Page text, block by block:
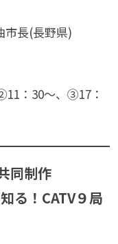
市長(長野県)
：30〜、③17：
同制作
る！CATV９局